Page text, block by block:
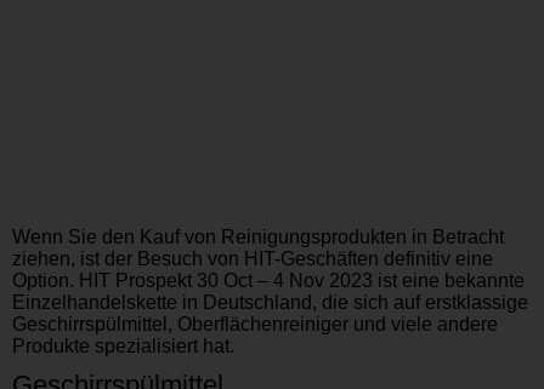
Wenn Sie den Kauf von Reinigungsprodukten in Betracht
ziehen, ist der Besuch von HIT-Geschäften definitiv eine
Option. HIT Prospekt 30 Oct – 4 Nov 2023 ist eine bekannte
Einzelhandelskette in Deutschland, die sich auf erstklassige
Geschirrspülmittel, Oberflächenreiniger und viele andere
Produkte spezialisiert hat.